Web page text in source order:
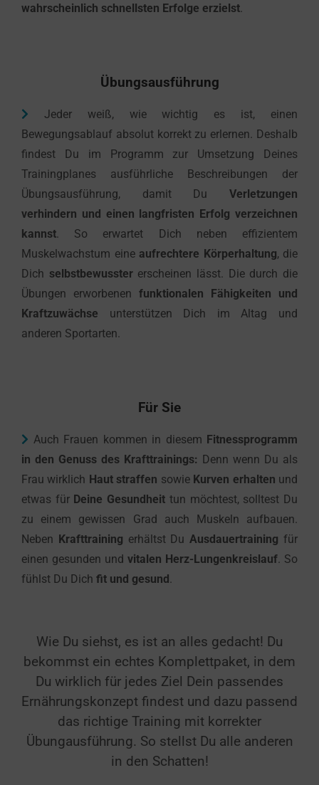
wahrscheinlich schnellsten Erfolge erzielst.
Übungsausführung
Jeder weiß, wie wichtig es ist, einen
Bewegungsablauf absolut korrekt zu erlernen. Deshalb
findest Du im Programm zur Umsetzung Deines
Trainingplanes ausführliche Beschreibungen der
Übungsausführung, damit Du Verletzungen
verhindern und einen langfristen Erfolg verzeichnen
kannst. So erwartet Dich neben effizientem
Muskelwachstum eine aufrechtere Körperhaltung, die
Dich selbstbewusstererscheinen lässt. Die durch die
Übungen erworbenen funktionalen Fähigkeiten und
Kraftzuwächse unterstützen Dich im Altag und
anderen Sportarten.
Für Sie
Auch Frauen kommen in diesem Fitnessprogramm
in den Genuss des Krafttrainings: Denn wenn Du als
Frau wirklich Haut straffen sowie Kurven erhalten und
etwas für Deine Gesundheit tun möchtest, solltest Du
zu einem gewissen Grad auch Muskeln aufbauen.
Neben Krafttraining erhältst DuAusdauertraining für
einen gesunden und vitalen Herz-Lungenkreislauf. So
fühlst Du Dich fit und gesund.
Wie Du siehst, es ist an alles gedacht! Du
bekommst ein echtes Komplettpaket, in dem
Du wirklich für jedes Ziel Dein passendes
Ernährungskonzept findest und dazu passend
das richtige Training mit korrekter
Übungausführung. So stellst Du alle anderen
in den Schatten!